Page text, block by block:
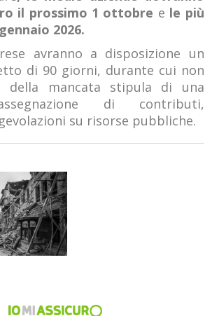
il prossimo 1 ottobre e le più
2026.
avranno a disposizione un
di 90 giorni, durante cui non
mancata stipula di una
di contributi,
su risorse pubbliche.